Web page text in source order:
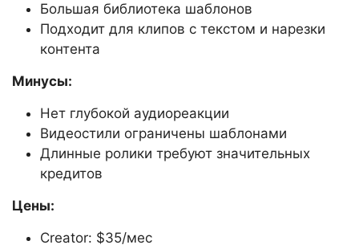
Большая библиотека шаблонов
Подходит для клипов с текстом и нарезки
контента
Минусы:
Нет глубокой аудиореакции
Видеостили ограничены шаблонами
Длинные ролики требуют значительных
кредитов
Цены:
Creator: $35/мес